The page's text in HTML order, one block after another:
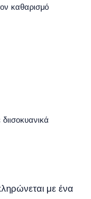
καθαρισμό
με ένα